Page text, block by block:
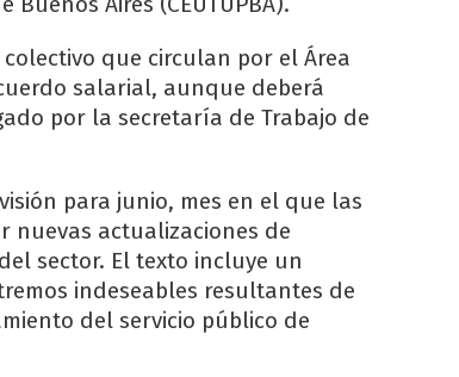
que circulan por el Área
salarial, aunque deberá
por la secretaría de Trabajo de
para junio, mes en el que las
nuevas actualizaciones de
sector. El texto incluye un
indeseables resultantes de
del servicio público de